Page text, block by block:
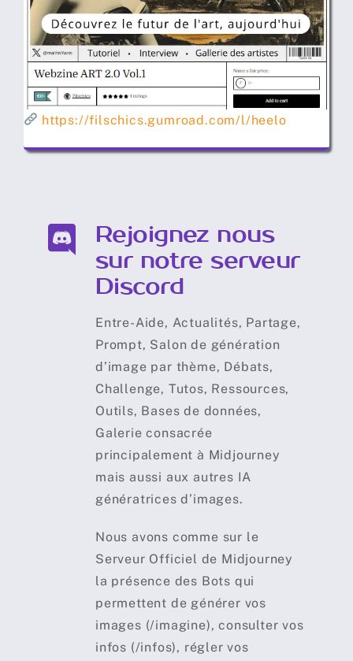
https://filschics.gumroad.com/l/heelo
Rejoignez nous
sur notre serveur
Discord
Entre-Aide, Actualités, Partage,
Prompt, Salon de génération
d’image par thème, Débats,
Challenge, Tutos, Ressources,
Outils, Bases de données,
Galerie consacrée
principalement à Midjourney
mais aussi aux autres IA
génératrices d’images.
Nous avons comme sur le
Serveur Officiel de Midjourney
la présence des Bots qui
permettent de générer vos
images (/imagine), consulter vos
infos (/infos), régler vos